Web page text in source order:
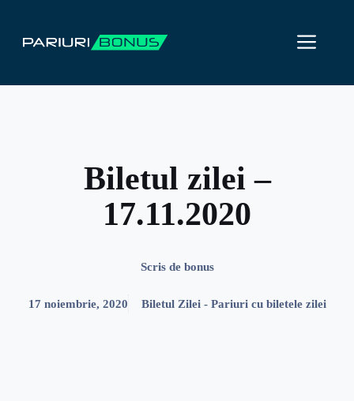
conținut
Biletul zilei –
17.11.2020
Scris de bonus
17 noiembrie, 2020 Biletul Zilei - Pariuri cu biletele zilei